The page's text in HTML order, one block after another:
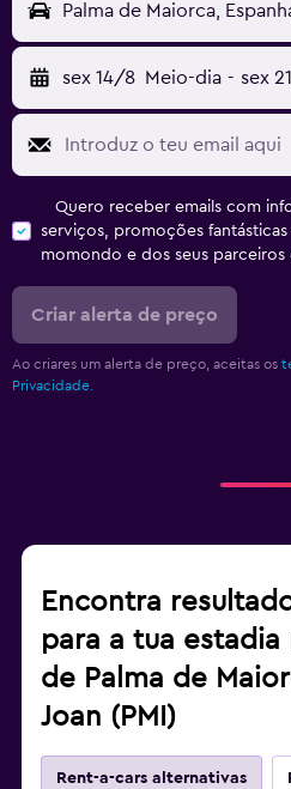
sex 14/8 Meio-dia - sex
Quero receber emails com
serviços, promoções
momondo e dos seus parceiros
Criar alerta de preço
Ao criares um alerta de preço, aceitas os
Privacidade.
Encontra
para a tua
de Palma de
Joan (PMI)
Rent-a-cars alternativas